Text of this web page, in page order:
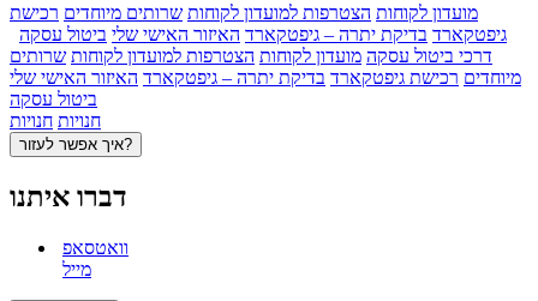
מועדון לקוחות הצטרפות למועדון לקוחות שרותים מיוחדים רכישת
גיפטקארד בדיקת יתרה – גיפטקארד האיזור האישי שלי ביטול עסקה
דרכי ביטול עסקה מועדון לקוחות הצטרפות למועדון לקוחות שרותים
מיוחדים רכישת גיפטקארד בדיקת יתרה – גיפטקארד האיזור האישי שלי
ביטול עסקה
חנויות חנויות
איך אפשר לעזור?
דברו איתנו
וואטסאפ
מייל